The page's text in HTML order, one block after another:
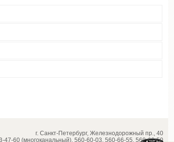
г. Санкт-Петербург, Железнодорожный пр., 40
47-60 (многоканальный), 560-60-03, 560-66-55, 560-62-50